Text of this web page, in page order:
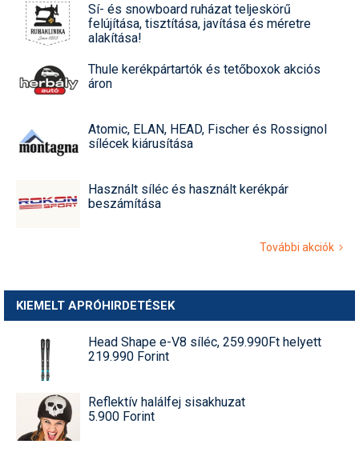
Sí- és snowboard ruházat teljeskörű
felújítása, tisztítása, javítása és méretre
alakítása!
Thule kerékpártartók és tetőboxok akciós
áron
Atomic, ELAN, HEAD, Fischer és Rossignol
sílécek kiárusítása
Használt síléc és használt kerékpár
beszámítása
További akciók
KIEMELT APRÓHIRDETÉSEK
Head Shape e-V8 síléc, 259.990Ft helyett
219.990 Forint
Reflektív halálfej sisakhuzat
5.900 Forint